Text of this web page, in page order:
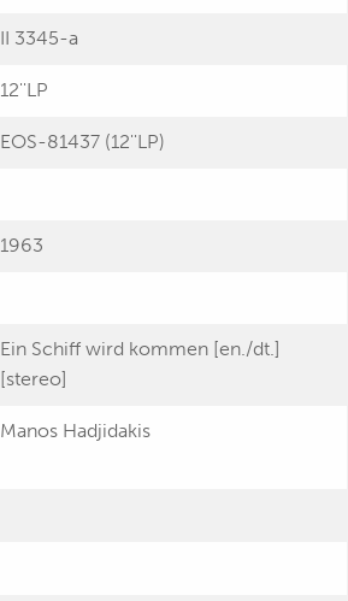
II 3345-a
12''LP
EOS-81437 (12''LP)
1963
Ein Schiff wird kommen [en./dt.]
[stereo]
Manos Hadjidakis